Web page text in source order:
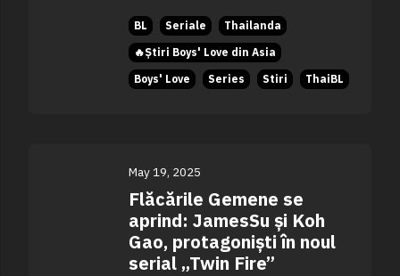
BL Seriale
Thailanda
🔥Știri Boys' Love din Asia
Boys' Love
Series Stiri ThaiBL
May 19, 2025
Flăcările Gemene se
aprind: JamesSu și Koh
Gao, protagoniști în noul
serial „Twin Fire”